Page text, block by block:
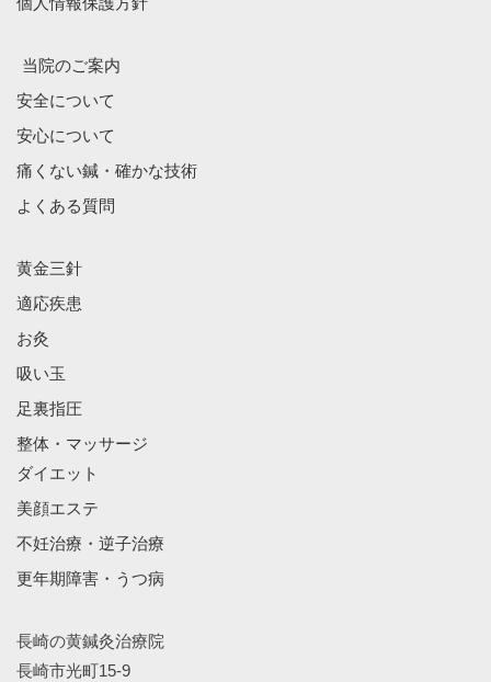
当院のご案内
安全について
安心について
痛くない鍼・確かな技術
よくある質問
黄金三針
適応疾患
お灸
吸い玉
足裏指圧
整体・マッサージ
ダイエット
美顔エステ
不妊治療・逆子治療
更年期障害・うつ病
長崎の黄鍼灸治療院
長崎市光町15-9